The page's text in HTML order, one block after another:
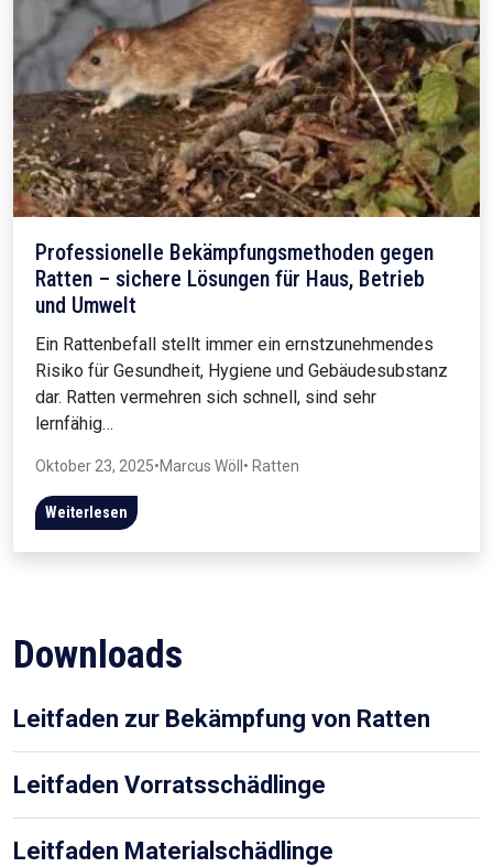
Professionelle Bekämpfungsmethoden gegen
Ratten – sichere Lösungen für Haus, Betrieb
und Umwelt
Ein Rattenbefall stellt immer ein ernstzunehmendes
Risiko für Gesundheit, Hygiene und Gebäudesubstanz
dar. Ratten vermehren sich schnell, sind sehr
lernfähig…
Oktober 23, 2025•Marcus Wöll • Ratten
Weiterlesen
Downloads
Leitfaden zur Bekämpfung von Ratten
Leitfaden Vorratsschädlinge
Leitfaden Materialschädlinge